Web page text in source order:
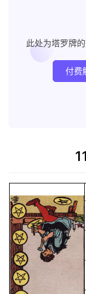
此处为塔罗牌
付费